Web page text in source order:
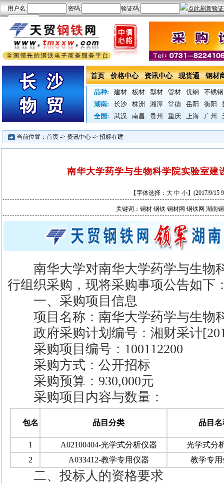
首页 价格中心 资讯中心 现货通 钢材
品种: 建材 板材 型材 管材 优钢
不锈钢
湖南:
长沙 株洲 湘潭 常德 岳阳 衡阳
全国:
武汉 南昌 贵州 重庆 上海 广州
当前位置： 首页 -> 资讯中心 -> 招标在建
南华大学药学与生物科学院实验室建
【字体选择： 大 中 小】(2017/9/15
关键词：钢材 钢铁 钢材网 钢铁网 湖南
南华大学对南华大学药学与生物
行组织采购，现将采购事项公告如下
一、采购项目信息
项目名称：南华大学药学与生物
政府采购计划编号：湘财采计
采购项目编号：100112200
采购方式：公开招标
采购预算：930,000元
采购项目内容与数量：
包名 品目分类 品目名
1 A02100404-光学式分析仪器
光学式分
2
A033412-教学专用仪器 教学专用
二、投标人的资格要求